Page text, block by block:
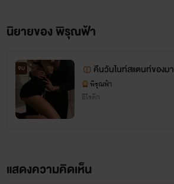
วันนี้นะคะไรท์ก็จะมาเเนะนำเพจของไรท์เองนะคะ
ใครที่อยากทักทาย อยากคุยกับไรท์ อยากด่าไรท์ อยากบ่
ปล.เพจนี้ไรท์มีทุกอย่างนะคะสากกระเบือยันเรือรบอย่าลืมมากดติดตา
นิยายของ พิรุณฟ้า
จบ คืนวันไนท์สแตนท์ของม
พิรุณฟ้า
อีโรติก
แสดงความคิดเห็น